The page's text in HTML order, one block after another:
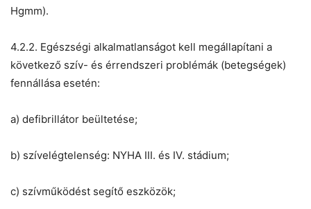
Hgmm).
4.2.2. Egészségi alkalmatlanságot kell megállapítani a
következő szív- és érrendszeri problémák (betegségek)
fennállása esetén:
a) defibrillátor beültetése;
b) szívelégtelenség: NYHA III. és IV. stádium;
c) szívműködést segítő eszközök;